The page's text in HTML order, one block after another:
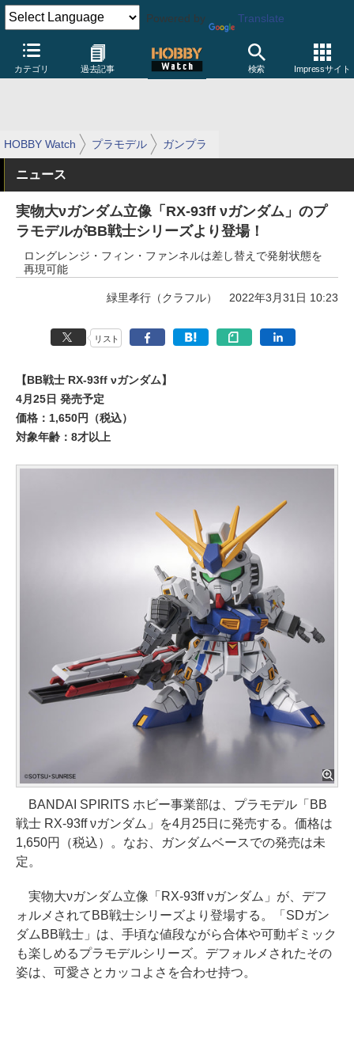
Powered by Translate
カテゴリ 過去記事 検索 Impressサイト
HOBBY Watch プラモデル ガンプラ
ニュース
実物大νガンダム立像「RX-93ff νガンダム」のプ
ラモデルがBB戦士シリーズより登場！
ロングレンジ・フィン・ファンネルは差し替えで発射状態を
再現可能
緑里孝行（クラフル） 2022年3月31日 10:23
リスト
【BB戦士 RX-93ff νガンダム】
4月25日 発売予定
価格：1,650円（税込）
対象年齢：8才以上
BANDAI SPIRITS ホビー事業部は、プラモデル「BB
戦士 RX-93ff νガンダム」を4月25日に発売する。価格は
1,650円（税込）。なお、ガンダムベースでの発売は未
定。
実物大νガンダム立像「RX-93ff νガンダム」が、デフ
ォルメされてBB戦士シリーズより登場する。「SDガン
ダムBB戦士」は、手頃な値段ながら合体や可動ギミック
も楽しめるプラモデルシリーズ。デフォルメされたその
姿は、可愛さとカッコよさを合わせ持つ。